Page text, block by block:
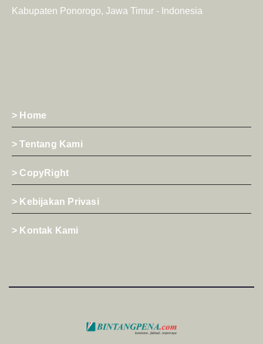
Kabupaten Ponorogo, Jawa Timur - Indonesia
> Home
> Tentang Kami
> CopyRight
> Kebijakan Privasi
> Kontak Kami